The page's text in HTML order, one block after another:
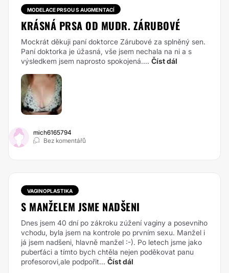
MODELACE PRSOU S AUGMENTACÍ
KRÁSNÁ PRSA OD MUDR. ZÁRUBOVÉ
Mockrát děkuji paní doktorce Zárubové za splněný sen.
Paní doktorka je úžasná, vše jsem nechala na ni a s
výsledkem jsem naprosto spokojená.... Číst dál
mich6165794
Bez komentářů
VAGINOPLASTIKA
S MANŽELEM JSME NADŠENI
Dnes jsem 40 dní po zákroku zúžení vaginy a posevniho
vchodu, byla jsem na kontrole po prvním sexu. Manžel i
já jsem nadšeni, hlavně manžel :-). Po letech jsme jako
puberťáci a tímto bych chtěla nejen poděkovat panu
profesorovi,ale podpořit... Číst dál